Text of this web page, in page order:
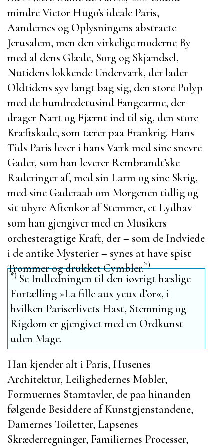
mindreVictor Hugo’s ideale Paris,
Aandernes og Oplysningens abstracte
Jerusalem, men den virkelige moderne By
med al dens Glæde, Sorg og Skjændsel,
Nutidens lokkende Underværk, der lader
Oldtidens syv langt bag sig, den store Polyp
med de hundredetusind Fangearme, der
drager Nært og Fjærnt ind til sig, den store
Kræftskade, som tærer paa Frankrig. Hans
Tids Paris lever i hans Værk med sine snevre
Gader, som han leverer Rembrandt’ske
Raderinger af, med sin Larm og sine Skrig,
med sine Gaderaab om Morgenen tidlig og
sit uhyre Aftenkor af Stemmer, et Lydhav
som han gjengiver med en Musikers
orchesteragtige Kraft, der – som de Indviede
i de antike Mysterier – synes at have spist
Trommer og drukket Cymbler.*)
*) Se Indledningen til den iøvrigt hæslige
Fortælling »La fille aux yeux d’or«, i
hvilken Pariserlivets Hast, Stemning og
Rigdom er gjengivet med en Ordkunst
uden Mage.
Han kjender alt i Paris, Husenes
Architektur, Leilighedernes Møbler,
Formuernes Stamtavler, de paa hinanden
følgende Besiddere af Kunstgjenstandene,
Damernes Toiletter, Lapsenes
Skræderregninger, Familiernes Processer,